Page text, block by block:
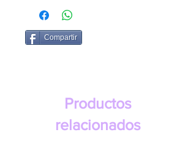
Compartir
Productos
relacionados